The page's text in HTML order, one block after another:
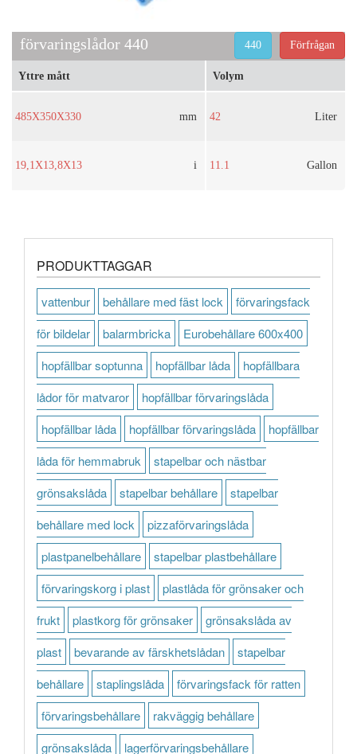
förvaringslådor 440 Förfrågan
440
Yttre mått
485X350X330 mm
19,1X13,8X13 i
Volym
42 Liter
11.1 Gallon
PRODUKTTAGGAR
vattenbur behållare med fäst lock
förvaringsfack
för bildelar
balarmbricka
Eurobehållare 600x400
hopfällbar soptunna
hopfällbar låda
hopfällbara
lådor för matvaror
hopfällbar förvaringslåda
hopfällbar låda
hopfällbar förvaringslåda
hopfällbar
låda för hemmabruk
stapelbar och nästbar
grönsakslåda
stapelbar behållare
stapelbar
behållare med lock
pizzaförvaringslåda
plastpanelbehållare
stapelbar plastbehållare
förvaringskorg i plast
plastlåda för grönsaker och
frukt
plastkorg för grönsaker
grönsakslåda av
plast
bevarande av färskhetslådan
stapelbar
behållare
staplingslåda
förvaringsfack för ratten
förvaringsbehållare
rakväggig behållare
grönsakslåda
lagerförvaringsbehållare